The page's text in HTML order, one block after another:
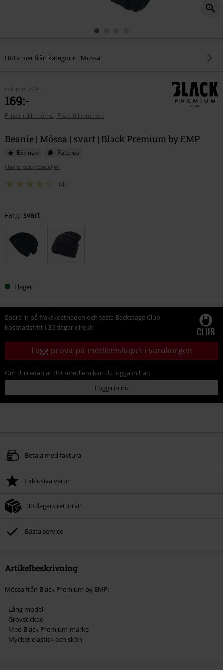
Hitta mer från kategorin "Mössa"
rek-pris 299:-
169:-
Priser inkl. moms., Frakt tillkommer.
Beanie | Mössa | svart | Black Premium by EMP
Exklusiv
Patches
Fler produktdetaljer
(4)
Välj
din
storlek
Färg: svart
I lager
Spara in på fraktkostnaden och testa Backstage Club
kostnadsfritt i 30 dagar direkt:
Lägg prova-på-medlemskapet i varukorgen
Om du redan är BSC-medlem kan du logga in här:
Logga in nu
Betala med faktura
Exklusiva varor
30 dagars returrätt
Bästa service
Artikelbeskrivning
Mössa från Black Premium by EMP:
- Lång modell
- Grovstickad
- Med Black Premium-märke
- Mycket elastisk och skön